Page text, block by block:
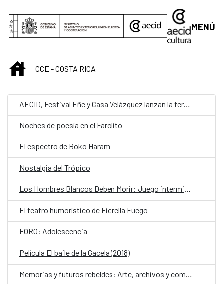
MENÚ
INICIO
CCE - COSTA RICA
AECID, Festival Eñe y Casa Velázquez lanzan la tercera convocatoria de residencia de creación literaria
Noches de poesía en el Farolito
El espectro de Boko Haram
Nostalgia del Trópico
Los Hombres Blancos Deben Morir: Juego interminable
El teatro humorístico de Fiorella Fuego
FORO: Adolescencia
Película El baile de la Gacela (2018)